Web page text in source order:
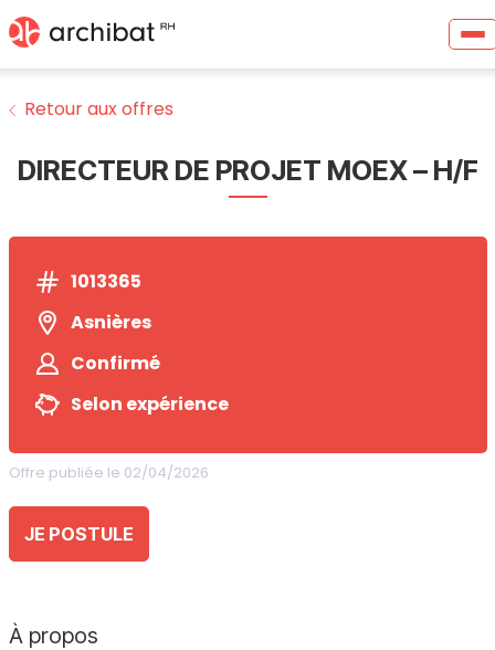
Retour aux offres
DIRECTEUR DE PROJET MOEX – H/F
1013365
Asnières
Confirmé
Selon expérience
Offre publiée le 02/04/2026
JE POSTULE
À propos